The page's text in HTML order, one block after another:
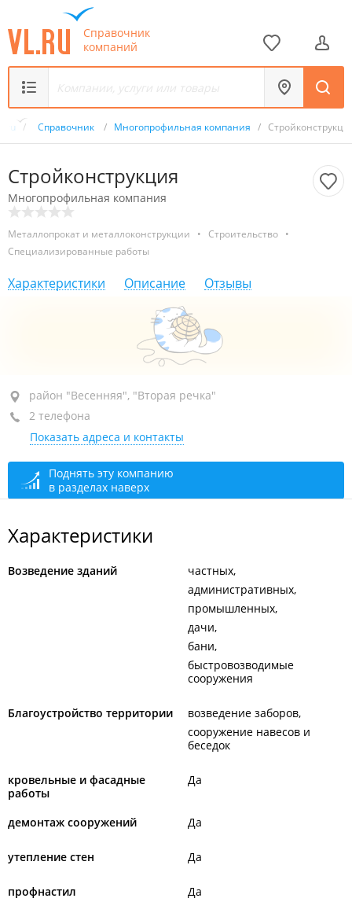
Справочник
компаний
/ Справочник / Многопрофильная компания /
Стройконструкция
Многопрофильная компания
Металлопрокат и металлоконструкции • Строительство •
Специализированные работы
Характеристики Описание Отзывы
район "Весенняя", ул. Рыбацкая, 56
сегодня закрыто
район "Весенняя", "Вторая речка"
2 телефона
Показать адреса и контакты
Поднять эту компанию
в разделах наверх
Характеристики
Возведение зданий
частных
административных
промышленных
дачи
бани
быстровозводимые
сооружения
Благоустройство территории
возведение заборов
сооружение навесов и
беседок
кровельные и фасадные
работы
Да
демонтаж сооружений Да
утепление стен Да
профнастил Да